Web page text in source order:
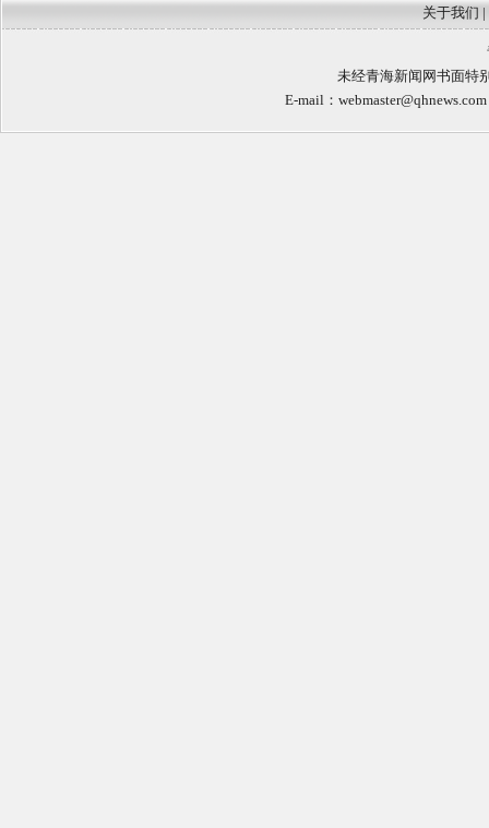
关于我们 |
未经青海新闻网书面特
E-mail： webmaster@qhnews.com